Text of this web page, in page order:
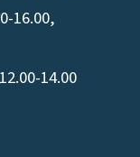
16.00,
14.00